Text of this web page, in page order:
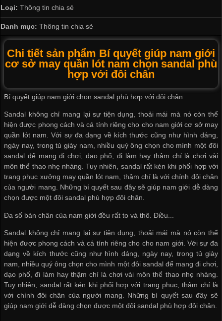
Loại: Thông tin chia sẻ
Danh mục: Thông tin chia sẻ
Chi tiết sản phẩm Bí quyết giúp nam giới
cơ sở may quần lót nam chọn sandal phù
hợp với đôi chân
Bí quyết giúp nam giới chọn sandal phù hợp với đôi chân
Sandal không chỉ mang lại sự tiện dụng, thoải mái mà nó còn thể
hiện được phong cách và cá tính riêng cho cho nam giớicơ sở may
quần lót nam. Với sự đa dạng về kích thước cũng như hình dáng,
ngày nay, trong tủ giày nam, nhiều quý ông chọn cho mình một đôi
sandal để mang đi chơi, dạo phố, đi làm hay thậm chí là chơi vài
môn thể thao nhẹ nhàng. Tuy nhiên, sandal rất kén khi phối hợp với
trang phục xưởng may quần lót nam, thậm chí là với chính đôi chân
của người mang. Những bí quyết sau đây sẽ giúp nam giới dễ dàng
chọn được một đôi sandal phù hợp đôi chân.
Đa số bàn chân của nam giới đều rất to và thô. Điều...
Sandal không chỉ mang lại sự tiện dụng, thoải mái mà nó còn thể
hiện được phong cách và cá tính riêng cho cho nam giới. Với sự đa
dạng về kích thước cũng như hình dáng, ngày nay, trong tủ giày
nam, nhiều quý ông chọn cho mình một đôi sandal để mang đi chơi,
dạo phố, đi làm hay thậm chí là chơi vài môn thể thao nhẹ nhàng.
Tuy nhiên, sandal rất kén khi phối hợp với trang phục, thậm chí là
với chính đôi chân của người mang. Những bí quyết sau đây sẽ
giúp nam giới dễ dàng chọn được một đôi sandal phù hợp đôi chân.